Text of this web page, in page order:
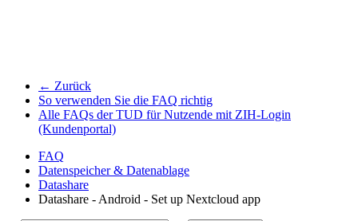
← Zurück
So verwenden Sie die FAQ richtig
Alle FAQs der TUD für Nutzende mit ZIH-Login
(Kundenportal)
FAQ
Datenspeicher & Datenablage
Datashare
Datashare - Android - Set up Nextcloud app